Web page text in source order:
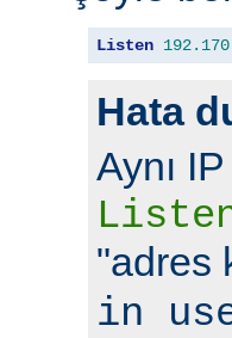
Listen 192.170
Hata
Aynı
"adres
in